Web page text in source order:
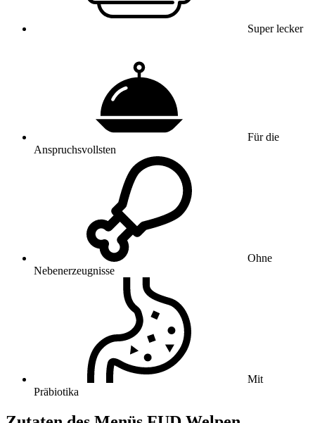
Super lecker
Für die
Anspruchsvollsten
Ohne
Nebenerzeugnisse
Mit
Präbiotika